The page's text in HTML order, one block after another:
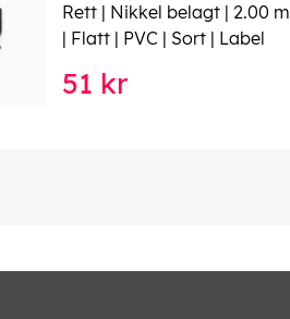
Rett | Nikkel belagt | 2.00 m
| Flatt | PVC | Sort | Label
51 kr